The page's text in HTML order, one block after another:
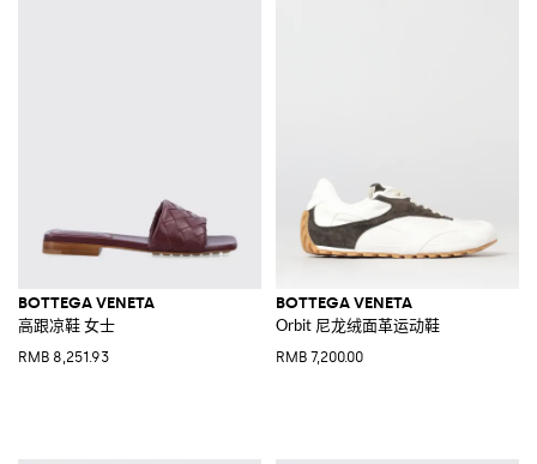
BOTTEGA VENETA
高跟凉鞋 女士
RMB 8,251.93
BOTTEGA VENETA
Orbit 尼龙绒面革运动鞋
RMB 7,200.00